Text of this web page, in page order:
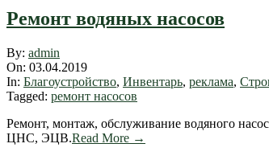
Ремонт водяных насосов
2019-
04-
03
By: admin
On: 03.04.2019
In: Благоустройство, Инвентарь, реклама,
Tagged: ремонт насосов
Ремонт, монтаж, обслуживание водяного
ЦНС, ЭЦВ.Read More →